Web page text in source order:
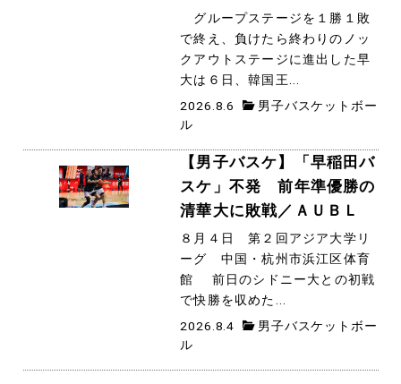
グループステージを１勝１敗
で終え、負けたら終わりのノッ
クアウトステージに進出した早
大は６日、韓国王...
2026.8.6
男子バスケットボー
ル
【男子バスケ】「早稲田バ
スケ」不発 前年準優勝の
清華大に敗戦／ＡＵＢＬ
８月４日 第２回アジア大学リ
ーグ 中国・杭州市浜江区体育
館 前日のシドニー大との初戦
で快勝を収めた...
2026.8.4
男子バスケットボー
ル